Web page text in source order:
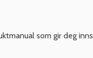
som gir deg